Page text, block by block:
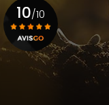
10/10
Voir le certificat